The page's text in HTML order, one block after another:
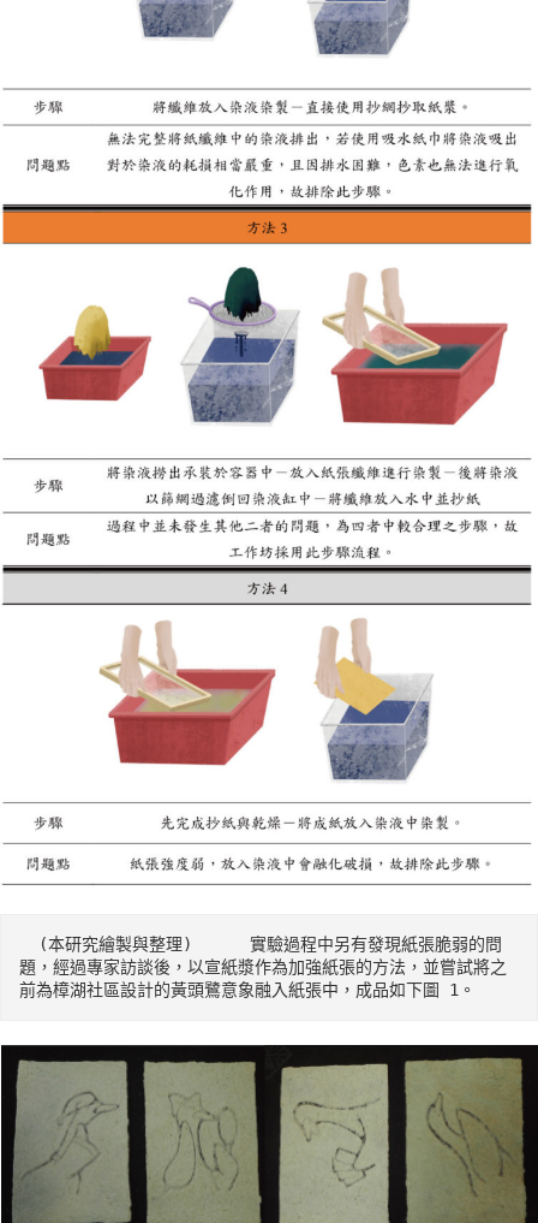
題，經過專家訪談後，以宣紙漿作為加強紙張的方法，並嘗試將之
前為樟湖社區設計的黃頭鷺意象融入紙張中，成品如下圖 1。